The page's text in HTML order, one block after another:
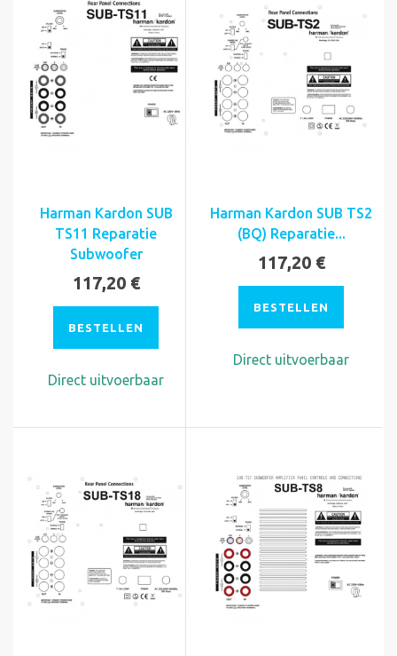
Harman Kardon SUB
TS11 Reparatie
Subwoofer
117,20 €
BESTELLEN
Direct uitvoerbaar
Harman Kardon SUB TS2
(BQ) Reparatie...
117,20 €
BESTELLEN
Direct uitvoerbaar